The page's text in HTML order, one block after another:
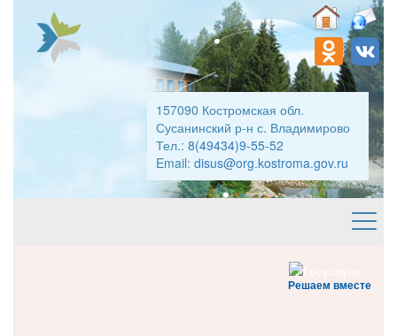
157090 Костромская обл.
Сусанинский р-н с. Владимирово
Тел.: 8(49434)9-55-52
Email: disus@org.kostroma.gov.ru
Решаем вместе